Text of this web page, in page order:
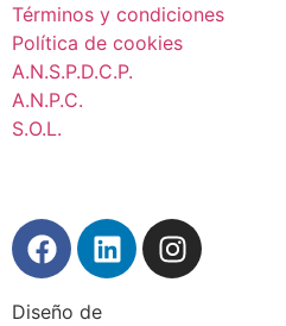
Términos y condiciones
Política de cookies
A.N.S.P.D.C.P.
A.N.P.C.
S.O.L.
Diseño de